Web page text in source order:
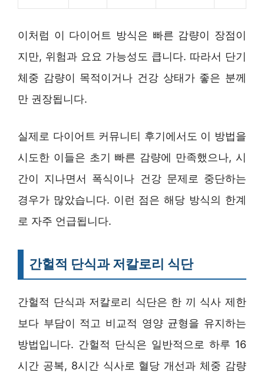
이처럼 이 다이어트 방식은 빠른 감량이 장점이
지만, 위험과 요요 가능성도 큽니다. 따라서 단기
체중 감량이 목적이거나 건강 상태가 좋은 분께
만 권장됩니다.
실제로 다이어트 커뮤니티 후기에서도 이 방법을
시도한 이들은 초기 빠른 감량에 만족했으나, 시
간이 지나면서 폭식이나 건강 문제로 중단하는
경우가 많았습니다. 이런 점은 해당 방식의 한계
로 자주 언급됩니다.
간헐적 단식과 저칼로리 식단
간헐적 단식과 저칼로리 식단은 한 끼 식사 제한
보다 부담이 적고 비교적 영양 균형을 유지하는
방법입니다. 간헐적 단식은 일반적으로 하루 16
시간 공복, 8시간 식사로 혈당 개선과 체중 감량